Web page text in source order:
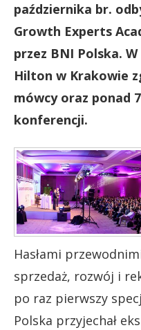
października br.
Growth Experts
przez BNI Polska.
Hilton w Krakowie
mówcy oraz ponad
konferencji.
Hasłami
sprzedaż, rozwój i
po raz pierwszy
Polska przyjechał